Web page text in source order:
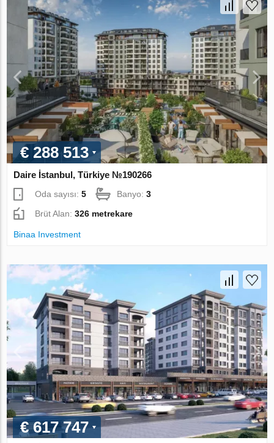
€ 288 513
Daire İstanbul, Türkiye №190266
Oda sayısı:5 Banyo:3
Brüt Alan:326 metrekare
Binaa Investment
€ 617 747